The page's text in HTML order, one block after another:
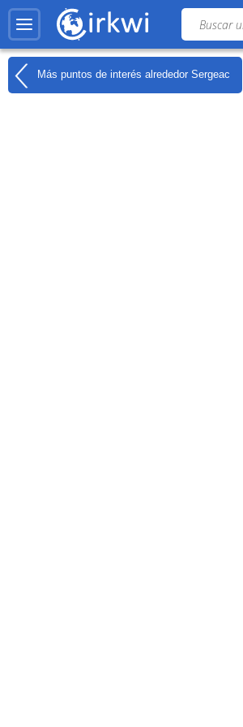
Más puntos de interés alrededor Sergeac